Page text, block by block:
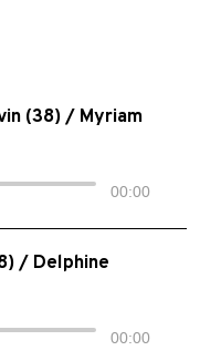
(38) / Myriam
00:00
/ Delphine
00:00